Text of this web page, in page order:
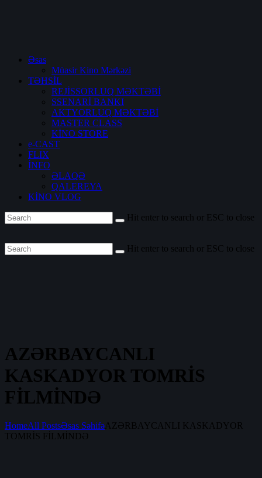
Əsas
Müasir Kino Mərkəzi
TƏHSİL
REJİSSORLUQ MƏKTƏBİ
SSENARİ BANKI
AKTYORLUQ MƏKTƏBİ
MASTER CLASS
KİNO STORE
e-CAST
FLIX
İNFO
ƏLAQƏ
QALEREYA
KİNO VLOG
Hit enter to search or ESC to close
Hit enter to search or ESC to close
AZƏRBAYCANLI
KASKADYOR TOMRİS
FİLMİNDƏ
HomeAll PostsƏsas SəhifəAZƏRBAYCANLI KASKADYOR
TOMRİS FİLMİNDƏ